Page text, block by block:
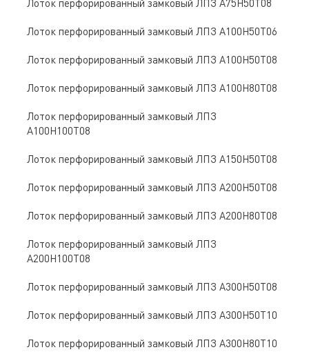
Лоток перфорированный замковый ЛПЗ A75Н50Т08
Лоток перфорированный замковый ЛПЗ A100Н50Т06
Лоток перфорированный замковый ЛПЗ A100Н50Т08
Лоток перфорированный замковый ЛПЗ A100Н80Т08
Лоток перфорированный замковый ЛПЗ
A100Н100Т08
Лоток перфорированный замковый ЛПЗ A150Н50Т08
Лоток перфорированный замковый ЛПЗ A200Н50Т08
Лоток перфорированный замковый ЛПЗ A200Н80Т08
Лоток перфорированный замковый ЛПЗ
A200Н100Т08
Лоток перфорированный замковый ЛПЗ A300Н50Т08
Лоток перфорированный замковый ЛПЗ A300Н50Т10
Лоток перфорированный замковый ЛПЗ A300Н80Т10